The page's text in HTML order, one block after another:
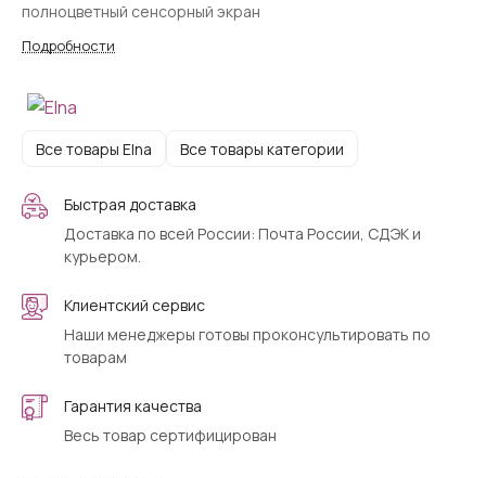
полноцветный сенсорный экран
Подробности
Все товары Elna Все товары категории
Быстрая доставка
Доставка по всей России: Почта России, СДЭК и
курьером.
Клиентский сервис
Наши менеджеры готовы проконсультировать по
товарам
Гарантия качества
Весь товар сертифицирован